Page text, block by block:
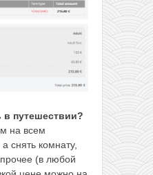
в путешествии?
на всем
а снять комнату,
прочее (в любой